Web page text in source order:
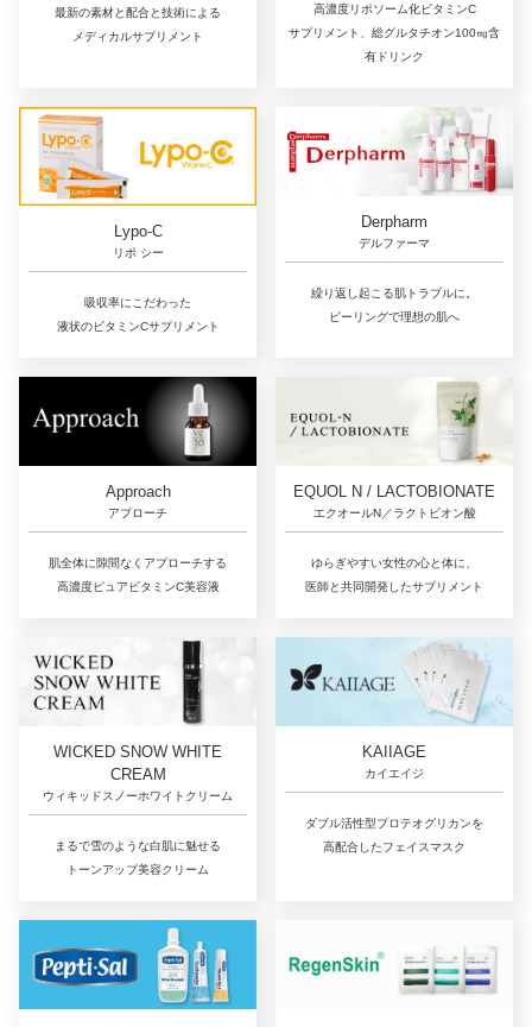
最新の素材と配合と技術による
メディカルサプリメント
高濃度リポソーム化ビタミンC
サプリメント、総グルタチオン100㎎含
有ドリンク
Lypo-C
リポ シー
吸収率にこだわった
液状のビタミンCサプリメント
Derpharm
デルファーマ
繰り返し起こる肌トラブルに。
ピーリングで理想の肌へ
Approach
アプローチ
肌全体に隙間なくアプローチする
高濃度ピュアビタミンC美容液
EQUOL N / LACTOBIONATE
エクオールN／ラクトビオン酸
ゆらぎやすい女性の心と体に、
医師と共同開発したサプリメント
WICKED SNOW WHITE
CREAM
ウィキッドスノーホワイトクリーム
まるで雪のような白肌に魅せる
トーンアップ美容クリーム
KAIIAGE
カイエイジ
ダブル活性型プロテオグリカンを
高配合したフェイスマスク